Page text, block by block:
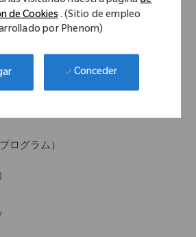
de Cookies. (Sitio de empleo
por Phenom)
Conceder
ログラム）